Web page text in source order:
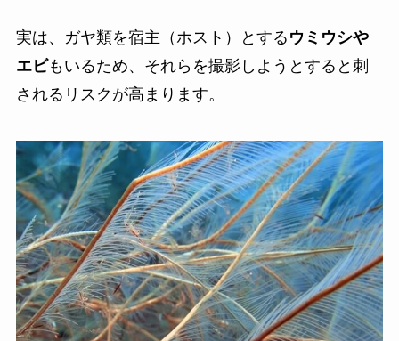
実は、ガヤ類を宿主（ホスト）とする ウミウシや
エビもいるため、それらを撮影しようとすると刺
されるリスクが高まります。